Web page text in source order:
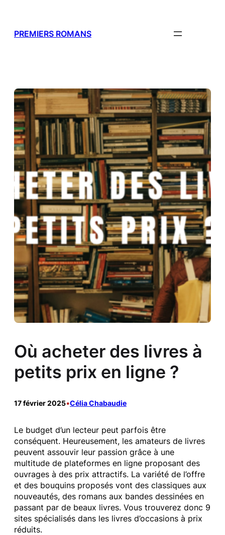
contenu
PREMIERS ROMANS
Où acheter des livres à
petits prix en ligne ?
17 février 2025•Célia Chabaudie
Le budget d’un lecteur peut parfois être
conséquent. Heureusement, les amateurs de livres
peuvent assouvir leur passion grâce à une
multitude de plateformes en ligne proposant des
ouvrages à des prix attractifs. La variété de l’offre
et des bouquins proposés vont des classiques aux
nouveautés, des romans aux bandes dessinées en
passant par de beaux livres. Vous trouverez donc 9
sites spécialisés dans les livres d’occasions à prix
réduits.